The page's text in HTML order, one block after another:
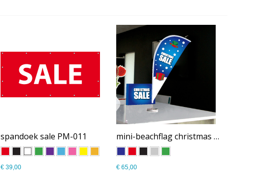
spandoek sale PM-011
€ 39,00
mini-beachflag christmas sale PM-010
€ 65,00